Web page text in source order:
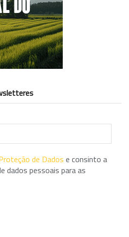
de Dados e consinto a
dados pessoais para as